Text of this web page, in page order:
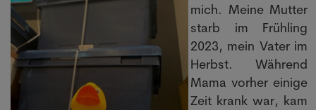
mich. Meine Mutter
starb im Frühling
2023, mein Vater im
Herbst. Während
Mama vorher einige
Zeit krank war, kam